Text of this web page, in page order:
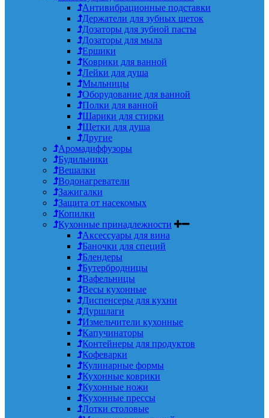
Антивибрационные подставки
Держатели для зубных щеток
Дозаторы для зубной пасты
Дозаторы для мыла
Ершики
Коврики для ванной
Лейки для душа
Мыльницы
Оборудование для ванной
Полки для ванной
Шарики для стирки
Щетки для душа
Другие
Аромадиффузоры
Будильники
Вешалки
Водонагреватели
Зажигалки
Защита от насекомых
Копилки
Кухонные принадлежности
Аксессуары для вина
Баночки для специй
Блендеры
Бутербродницы
Вафельницы
Весы кухонные
Диспенсеры для кухни
Дуршлаги
Измельчители кухонные
Капучинаторы
Контейнеры для продуктов
Кофеварки
Кулинарные формы
Кухонные коврики
Кухонные ножи
Кухонные прессы
Лотки столовые